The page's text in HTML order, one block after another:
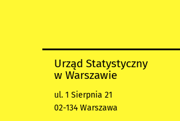
Urząd Statystyczny
w Warszawie
ul. 1 Sierpnia 21
02-134 Warszawa